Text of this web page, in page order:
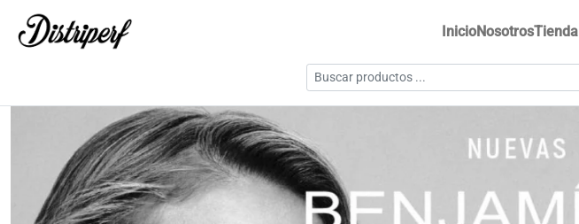
InicioNosotrosTienda